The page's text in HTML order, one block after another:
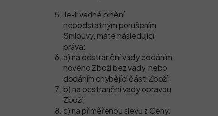
Je-li vadné plnění
nepodstatným porušením
Smlouvy, máte následující
práva:
a) na odstranění vady dodáním
nového Zboží bez vady, nebo
dodáním chybějící části Zboží;
b) na odstranění vady opravou
Zboží;
c) na přiměřenou slevu z Ceny.